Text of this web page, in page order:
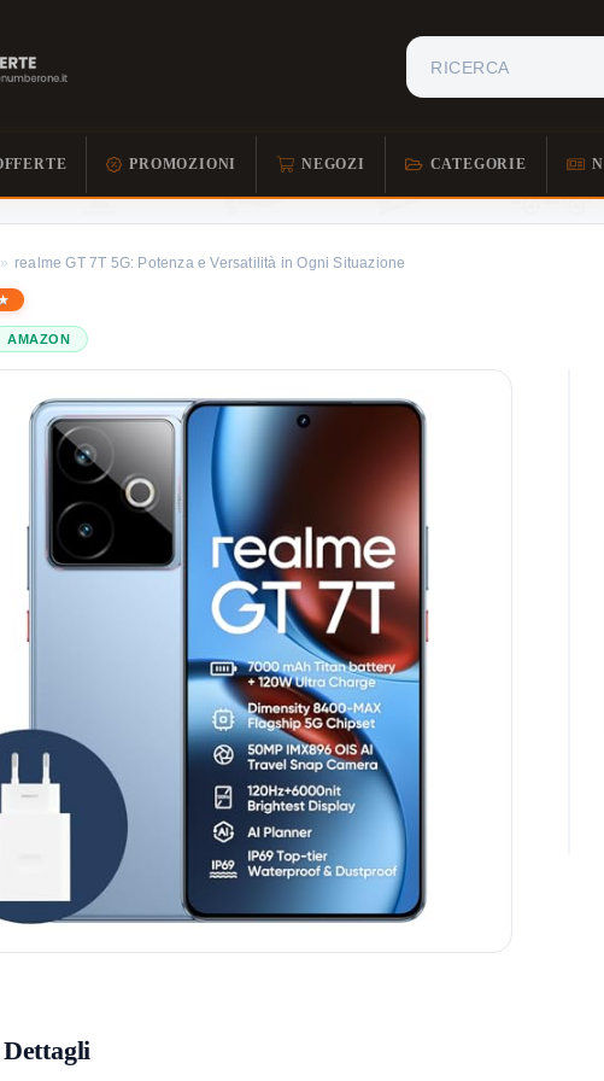
PROMOZIONI NEGOZI CATEGORIE
» realme GT 7T 5G: Potenza e Versatilità in Ogni Situazione
AMAZON